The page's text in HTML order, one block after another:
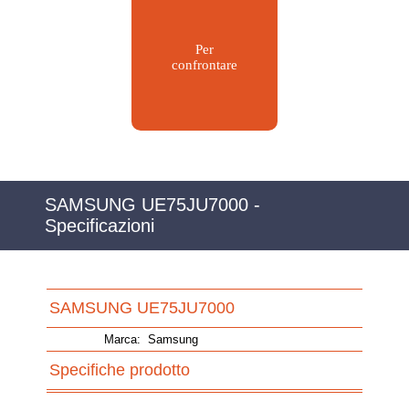
Per
confrontare
SAMSUNG UE75JU7000 -
Specificazioni
SAMSUNG UE75JU7000
Marca: Samsung
Specifiche prodotto